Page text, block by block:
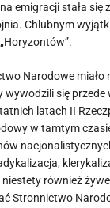
emigracji stała się
Chlubnym
Narodowe miało
się przede
latach II
w tamtym
również
Stronnictwo